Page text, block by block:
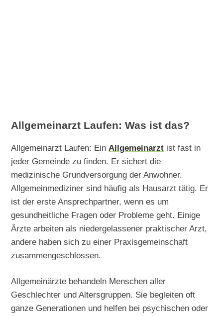
Allgemeinarzt Laufen: Was ist das?
Allgemeinarzt Laufen: Ein Allgemeinarzt ist fast in
jeder Gemeinde zu finden. Er sichert die
medizinische Grundversorgung der Anwohner.
Allgemeinmediziner sind häufig als Hausarzt tätig. Er
ist der erste Ansprechpartner, wenn es um
gesundheitliche Fragen oder Probleme geht. Einige
Ärzte arbeiten als niedergelassener praktischer Arzt,
andere haben sich zu einer Praxisgemeinschaft
zusammengeschlossen.
Allgemeinärzte behandeln Menschen aller
Geschlechter und Altersgruppen. Sie begleiten oft
ganze Generationen und helfen bei psychischen oder